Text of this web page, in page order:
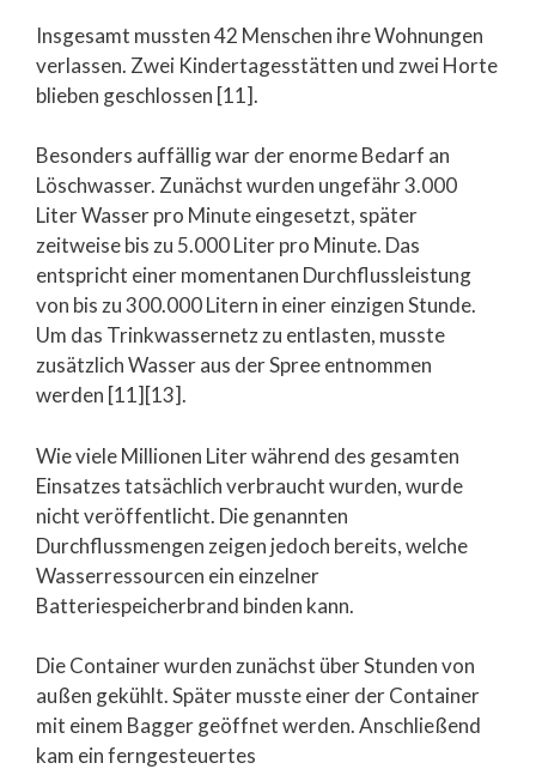
Insgesamt mussten 42 Menschen ihre Wohnungen
verlassen. Zwei Kindertagesstätten und zwei Horte
blieben geschlossen [11].
Besonders auffällig war der enorme Bedarf an
Löschwasser. Zunächst wurden ungefähr 3.000
Liter Wasser pro Minute eingesetzt, später
zeitweise bis zu 5.000 Liter pro Minute. Das
entspricht einer momentanen Durchflussleistung
von bis zu 300.000 Litern in einer einzigen Stunde.
Um das Trinkwassernetz zu entlasten, musste
zusätzlich Wasser aus der Spree entnommen
werden [11][13].
Wie viele Millionen Liter während des gesamten
Einsatzes tatsächlich verbraucht wurden, wurde
nicht veröffentlicht. Die genannten
Durchflussmengen zeigen jedoch bereits, welche
Wasserressourcen ein einzelner
Batteriespeicherbrand binden kann.
Die Container wurden zunächst über Stunden von
außen gekühlt. Später musste einer der Container
mit einem Bagger geöffnet werden. Anschließend
kam ein ferngesteuertes